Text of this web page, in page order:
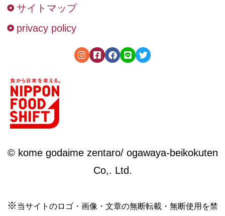
サイトマップ
privacy policy
© kome godaime zentaro/ ogawaya-beikokuten
Co,. Ltd.
※ 当サイトのロゴ・画像・文章の無断転載・無断使用を禁